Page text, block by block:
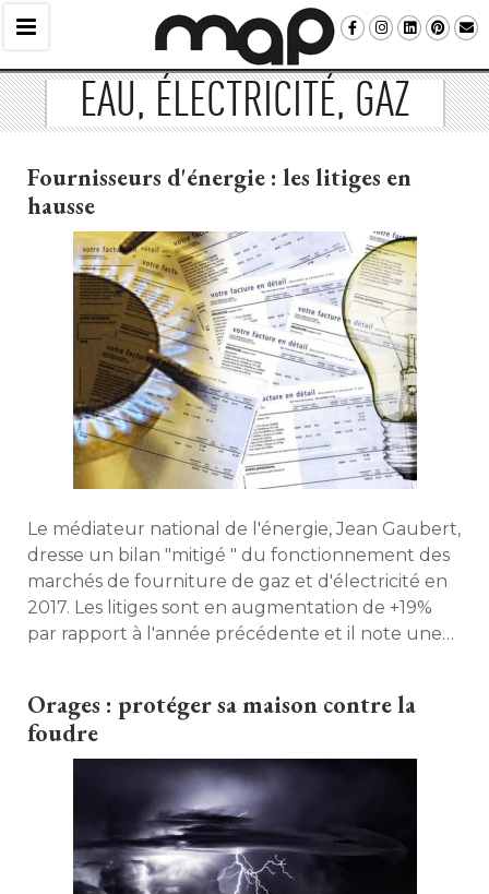
EAU, ÉLECTRICITÉ, GAZ
Fournisseurs d'énergie : les litiges en
hausse
Le médiateur national de l'énergie, Jean Gaubert,
dresse un bilan "mitigé " du fonctionnement des
marchés de fourniture de gaz et d'électricité en
2017. Les litiges sont en augmentation de +19%
par rapport à l'année précédente et il note une
Orages : protéger sa maison contre la
foudre